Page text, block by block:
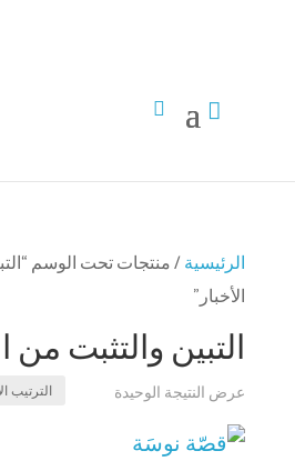


الرئيسية / منتجات تحت الوسم
الأخبار”
التبين والتثبت من
عرض النتيجة الوحيدة